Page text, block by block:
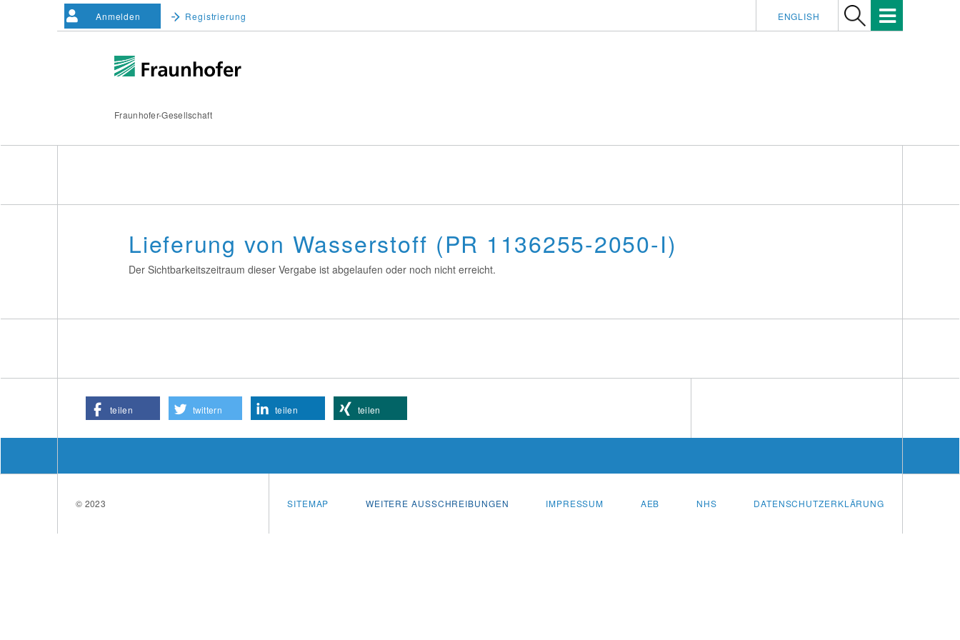
Fraunhofer-Gesellschaft
Anmelden Registrierung ENGLISH
Lieferung von Wasserstoff (PR 1136255-2050-I)
Der Sichtbarkeitszeitraum dieser Vergabe ist abgelaufen oder noch nicht erreicht.
teilen twittern teilen teilen
SITEMAP WEITERE AUSSCHREIBUNGEN IMPRESSUM AEB NHS DATENSCHUTZERKLÄRUNG
© 2023